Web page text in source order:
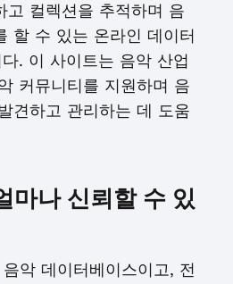
고 컬렉션을 추적하며 음
할 수 있는 온라인 데이터
. 이 사이트는 음악 산업
커뮤니티를 지원하며 음
견하고 관리하는 데 도움
마나 신뢰할 수 있
악 데이터베이스이고, 전